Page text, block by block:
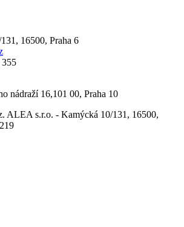
16500, Praha 6
nádraží 16,101 00, Praha 10
ALEA s.r.o. - Kamýcká 10/131, 16500,